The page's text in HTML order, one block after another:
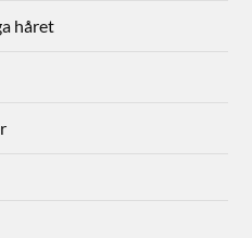
håret